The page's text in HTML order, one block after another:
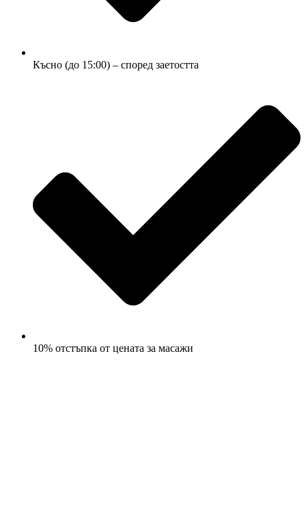
Късно (до 15:00) – според заетостта
10% отстъпка от цената за масажи